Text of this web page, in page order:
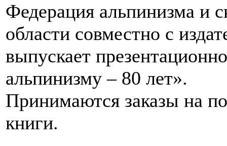
Федерация альпинизма и
области совместно с
выпускает
альпинизму – 80 лет».
Принимаются заказы на
книги.